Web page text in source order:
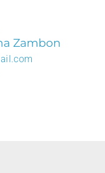
Zambon